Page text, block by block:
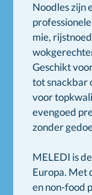
Noodles zijn
mie,
Geschikt
tot snackbar
voor
evengoed
zonder
MELEDI is
Europa. Met
en non-food